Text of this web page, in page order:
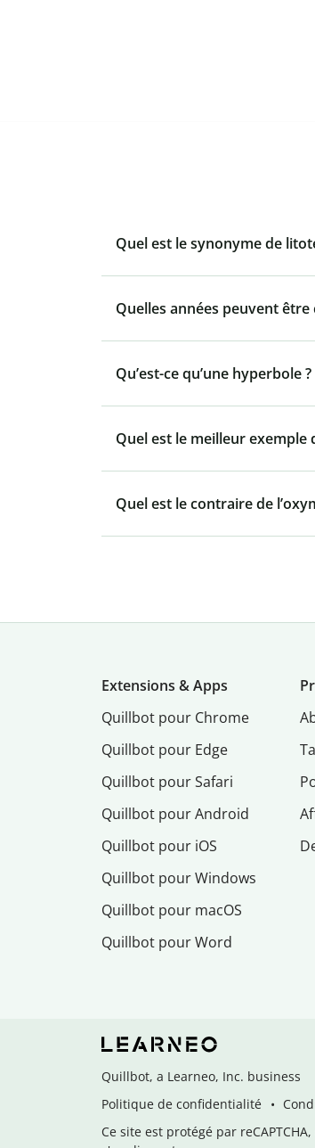
Quel est le synonyme de
Quelles années peuvent
Qu’est-ce qu’une hyperbole ?
Quel est le meilleur exemple
Quel est le contraire de
Extensions & Apps
Quillbot pour Chrome
Quillbot pour Edge
Quillbot pour Safari
Quillbot pour Android
Quillbot pour iOS
Quillbot pour Windows
Quillbot pour macOS
Quillbot pour Word
Quillbot, a Learneo, Inc. business
Politique de confidentialité
Ce site est protégé par